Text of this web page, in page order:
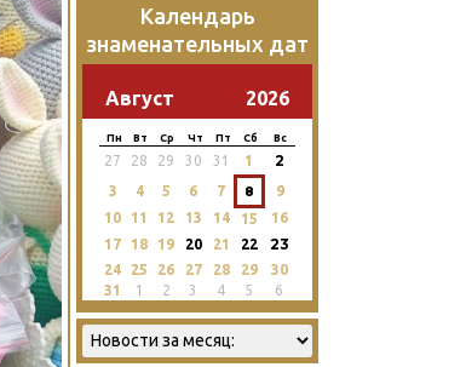
Календарь
знаменательных дат
Август 2026
Пн Вт Ср Чт Пт Сб Вс
27 28 29 30 31 1 2
3 4 5 6 7 8
9
10
11 12 13 14 15
16
17
18 19 20 21 22 23
24 25 26 27 28 29
30
31
1 2 3 4 5 6